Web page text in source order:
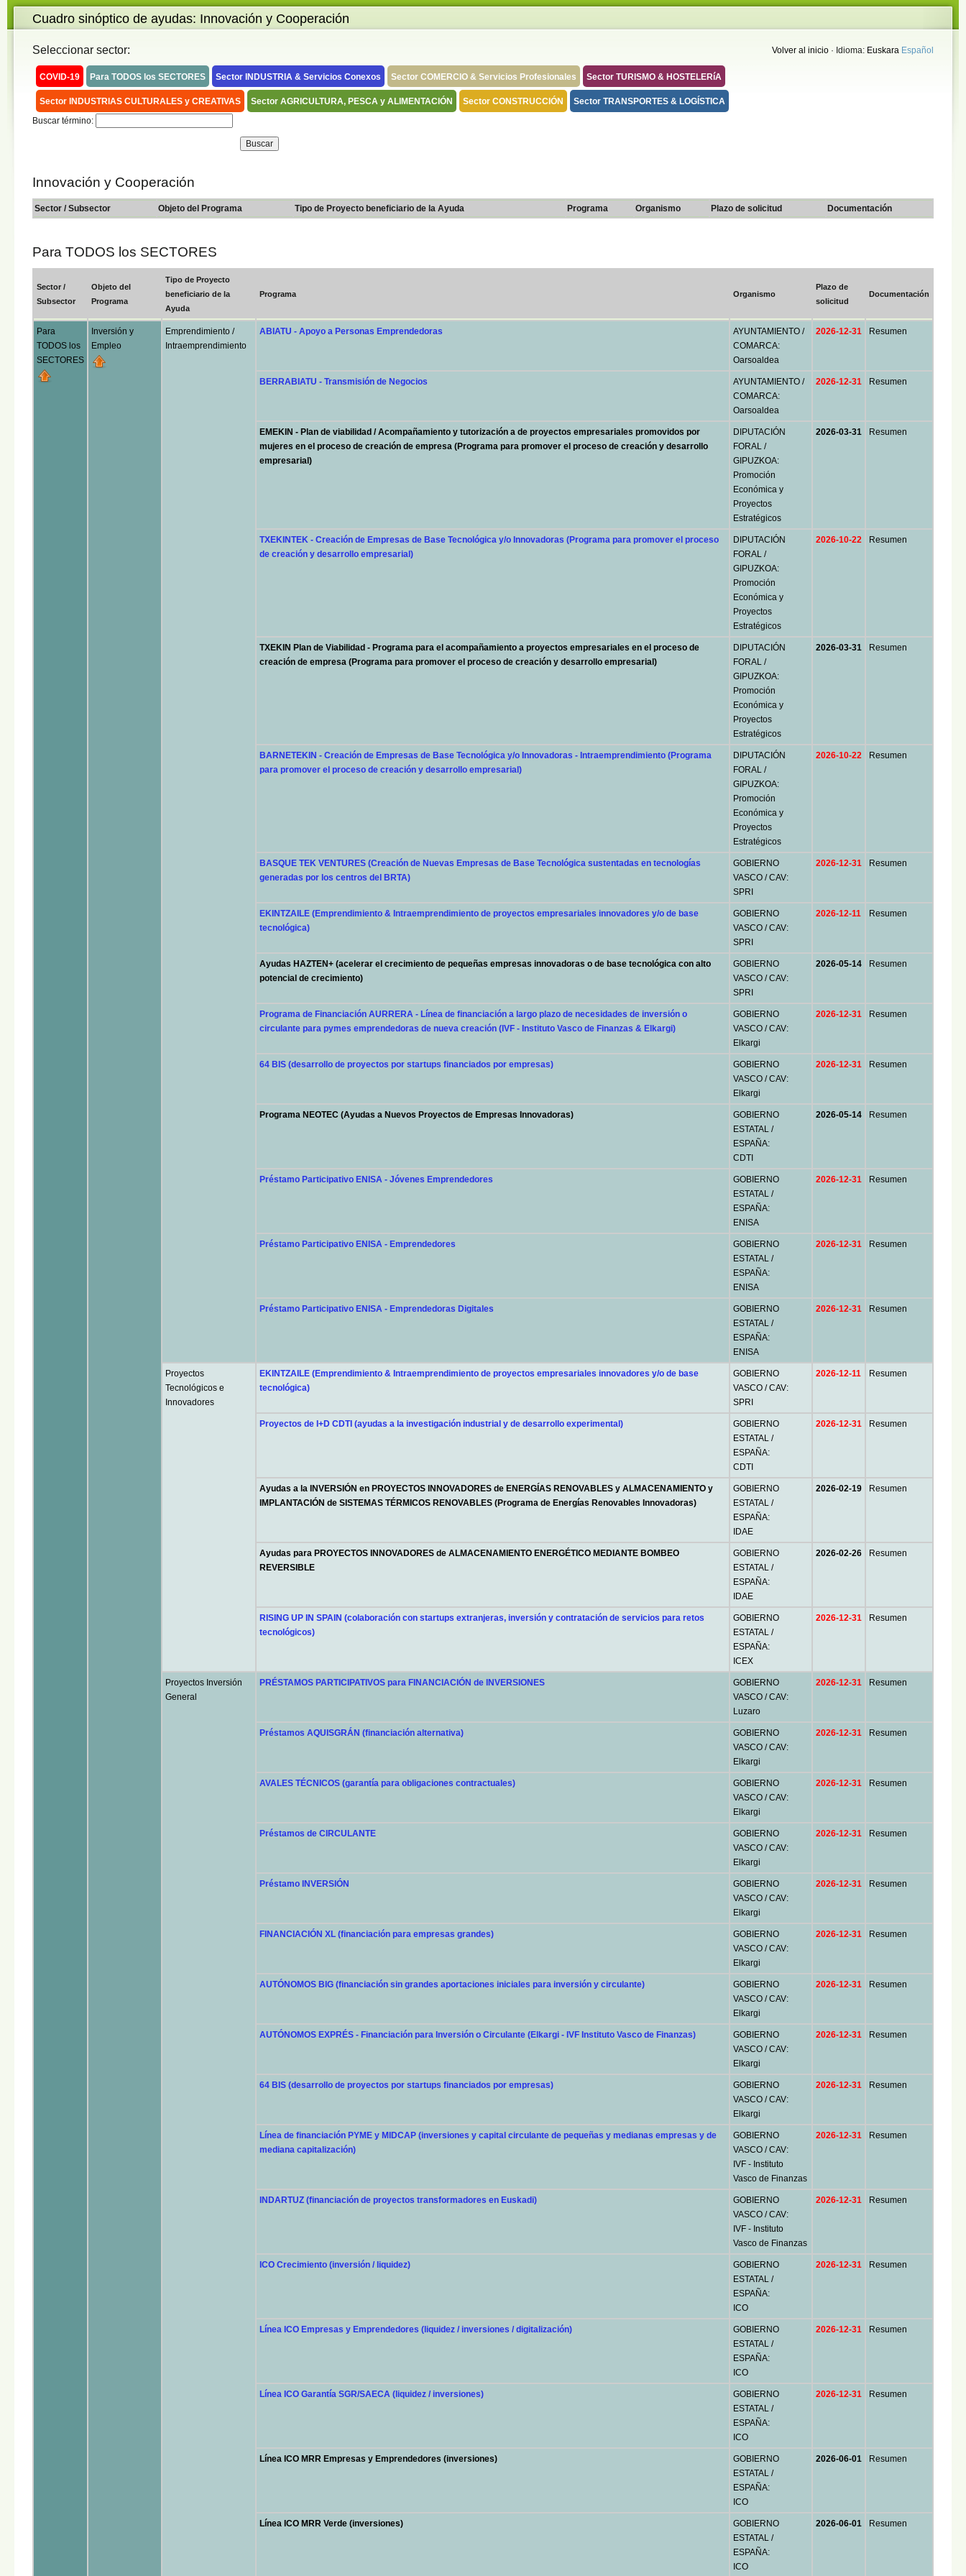
Cuadro sinóptico de ayudas: Innovación y Cooperación
Volver al inicio · Idioma: Euskara Español
Seleccionar sector:
COVID-19 Para TODOS los SECTORES Sector INDUSTRIA & Servicios Conexos Sector COMERCIO & Servicios Profesionales Sector TURISMO & HOSTELERíA
Sector INDUSTRIAS CULTURALES y CREATIVAS Sector AGRICULTURA, PESCA y ALIMENTACIÓN Sector CONSTRUCCIÓN
Sector TRANSPORTES & LOGÍSTICA
Buscar término:
Innovación y Cooperación
Sector / Subsector Objeto del Programa Tipo de Proyecto beneficiario de la Ayuda Programa Organismo Plazo de solicitud Documentación
Para TODOS los SECTORES
Sector /
Subsector
Objeto del
Programa
Tipo de Proyecto
beneficiario de la
Ayuda
Programa Organismo
Plazo de
solicitud
Documentación
Para
TODOS los
SECTORES
Inversión y
Empleo
Emprendimiento /
Intraemprendimiento
ABIATU - Apoyo a Personas Emprendedoras
AYUNTAMIENTO /
COMARCA:
Oarsoaldea
2026-12-31 Resumen
BERRABIATU - Transmisión de Negocios
AYUNTAMIENTO /
COMARCA:
Oarsoaldea
2026-12-31 Resumen
EMEKIN - Plan de viabilidad / Acompañamiento y tutorización a de proyectos empresariales promovidos por
mujeres en el proceso de creación de empresa (Programa para promover el proceso de creación y desarrollo
empresarial)
DIPUTACIÓN
FORAL /
GIPUZKOA:
Promoción
Económica y
Proyectos
Estratégicos
2026-03-31 Resumen
TXEKINTEK - Creación de Empresas de Base Tecnológica y/o Innovadoras (Programa para promover el proceso
de creación y desarrollo empresarial)
DIPUTACIÓN
FORAL /
GIPUZKOA:
Promoción
Económica y
Proyectos
Estratégicos
2026-10-22 Resumen
TXEKIN Plan de Viabilidad - Programa para el acompañamiento a proyectos empresariales en el proceso de
creación de empresa (Programa para promover el proceso de creación y desarrollo empresarial)
DIPUTACIÓN
FORAL /
GIPUZKOA:
Promoción
Económica y
Proyectos
Estratégicos
2026-03-31 Resumen
BARNETEKIN - Creación de Empresas de Base Tecnológica y/o Innovadoras - Intraemprendimiento (Programa
para promover el proceso de creación y desarrollo empresarial)
DIPUTACIÓN
FORAL /
GIPUZKOA:
Promoción
Económica y
Proyectos
Estratégicos
2026-10-22 Resumen
BASQUE TEK VENTURES (Creación de Nuevas Empresas de Base Tecnológica sustentadas en tecnologías
generadas por los centros del BRTA)
GOBIERNO
VASCO / CAV:
SPRI
2026-12-31 Resumen
EKINTZAILE (Emprendimiento & Intraemprendimiento de proyectos empresariales innovadores y/o de base
tecnológica)
GOBIERNO
VASCO / CAV:
SPRI
2026-12-11 Resumen
Ayudas HAZTEN+ (acelerar el crecimiento de pequeñas empresas innovadoras o de base tecnológica con alto
potencial de crecimiento)
GOBIERNO
VASCO / CAV:
SPRI
2026-05-14 Resumen
Programa de Financiación AURRERA - Línea de financiación a largo plazo de necesidades de inversión o
circulante para pymes emprendedoras de nueva creación (IVF - Instituto Vasco de Finanzas & Elkargi)
GOBIERNO
VASCO / CAV:
Elkargi
2026-12-31 Resumen
64 BIS (desarrollo de proyectos por startups financiados por empresas)
GOBIERNO
VASCO / CAV:
Elkargi
2026-12-31 Resumen
Programa NEOTEC (Ayudas a Nuevos Proyectos de Empresas Innovadoras)
GOBIERNO
ESTATAL /
ESPAÑA:
CDTI
2026-05-14 Resumen
Préstamo Participativo ENISA - Jóvenes Emprendedores
GOBIERNO
ESTATAL /
ESPAÑA:
ENISA
2026-12-31 Resumen
Préstamo Participativo ENISA - Emprendedores
GOBIERNO
ESTATAL /
ESPAÑA:
ENISA
2026-12-31 Resumen
Préstamo Participativo ENISA - Emprendedoras Digitales
GOBIERNO
ESTATAL /
ESPAÑA:
ENISA
2026-12-31 Resumen
Proyectos
Tecnológicos e
Innovadores
EKINTZAILE (Emprendimiento & Intraemprendimiento de proyectos empresariales innovadores y/o de base
tecnológica)
GOBIERNO
VASCO / CAV:
SPRI
2026-12-11 Resumen
Proyectos de I+D CDTI (ayudas a la investigación industrial y de desarrollo experimental)
GOBIERNO
ESTATAL /
ESPAÑA:
CDTI
2026-12-31 Resumen
Ayudas a la INVERSIÓN en PROYECTOS INNOVADORES de ENERGÍAS RENOVABLES y ALMACENAMIENTO y
IMPLANTACIÓN de SISTEMAS TÉRMICOS RENOVABLES (Programa de Energías Renovables Innovadoras)
GOBIERNO
ESTATAL /
ESPAÑA:
IDAE
2026-02-19 Resumen
Ayudas para PROYECTOS INNOVADORES de ALMACENAMIENTO ENERGÉTICO MEDIANTE BOMBEO
REVERSIBLE
GOBIERNO
ESTATAL /
ESPAÑA:
IDAE
2026-02-26 Resumen
RISING UP IN SPAIN (colaboración con startups extranjeras, inversión y contratación de servicios para retos
tecnológicos)
GOBIERNO
ESTATAL /
ESPAÑA:
ICEX
2026-12-31 Resumen
Proyectos Inversión
General
PRÉSTAMOS PARTICIPATIVOS para FINANCIACIÓN de INVERSIONES
GOBIERNO
VASCO / CAV:
Luzaro
2026-12-31 Resumen
Préstamos AQUISGRÁN (financiación alternativa)
GOBIERNO
VASCO / CAV:
Elkargi
2026-12-31 Resumen
AVALES TÉCNICOS (garantía para obligaciones contractuales)
GOBIERNO
VASCO / CAV:
Elkargi
2026-12-31 Resumen
Préstamos de CIRCULANTE
GOBIERNO
VASCO / CAV:
Elkargi
2026-12-31 Resumen
Préstamo INVERSIÓN
GOBIERNO
VASCO / CAV:
Elkargi
2026-12-31 Resumen
FINANCIACIÓN XL (financiación para empresas grandes)
GOBIERNO
VASCO / CAV:
Elkargi
2026-12-31 Resumen
AUTÓNOMOS BIG (financiación sin grandes aportaciones iniciales para inversión y circulante)
GOBIERNO
VASCO / CAV:
Elkargi
2026-12-31 Resumen
AUTÓNOMOS EXPRÉS - Financiación para Inversión o Circulante (Elkargi - IVF Instituto Vasco de Finanzas)
GOBIERNO
VASCO / CAV:
Elkargi
2026-12-31 Resumen
64 BIS (desarrollo de proyectos por startups financiados por empresas)
GOBIERNO
VASCO / CAV:
Elkargi
2026-12-31 Resumen
Línea de financiación PYME y MIDCAP (inversiones y capital circulante de pequeñas y medianas empresas y de
mediana capitalización)
GOBIERNO
VASCO / CAV:
IVF - Instituto
Vasco de Finanzas
2026-12-31 Resumen
INDARTUZ (financiación de proyectos transformadores en Euskadi)
GOBIERNO
VASCO / CAV:
IVF - Instituto
Vasco de Finanzas
2026-12-31 Resumen
ICO Crecimiento (inversión / liquidez)
GOBIERNO
ESTATAL /
ESPAÑA:
ICO
2026-12-31 Resumen
Línea ICO Empresas y Emprendedores (liquidez / inversiones / digitalización)
GOBIERNO
ESTATAL /
ESPAÑA:
ICO
2026-12-31 Resumen
Línea ICO Garantía SGR/SAECA (liquidez / inversiones)
GOBIERNO
ESTATAL /
ESPAÑA:
ICO
2026-12-31 Resumen
Línea ICO MRR Empresas y Emprendedores (inversiones)
GOBIERNO
ESTATAL /
ESPAÑA:
ICO
2026-06-01 Resumen
Línea ICO MRR Verde (inversiones)
GOBIERNO
ESTATAL /
ESPAÑA:
ICO
2026-06-01 Resumen